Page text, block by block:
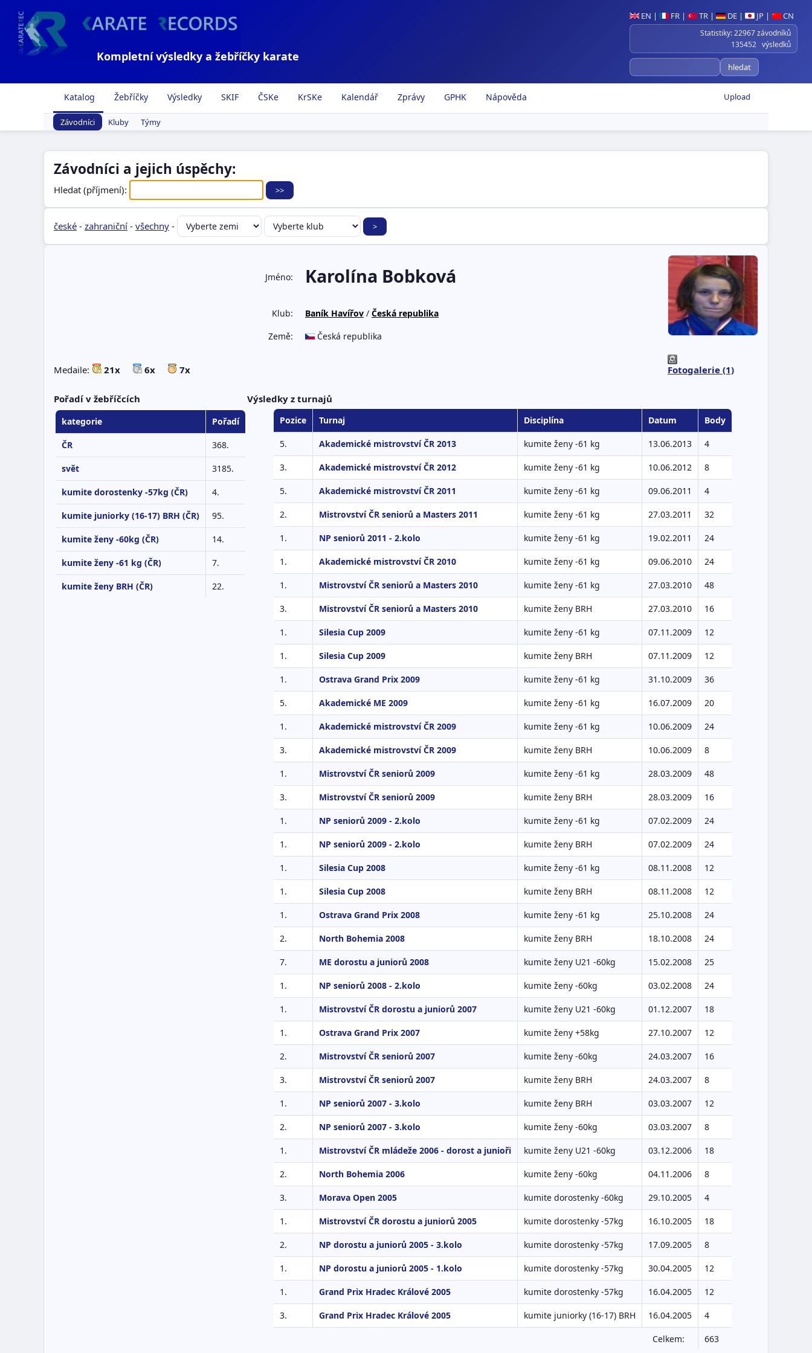
EN | FR | TR | DE | JP | CN
Statistiky: 22967 závodníků
135452 výsledků
Kompletní výsledky a žebříčky karate
Upload
Katalog Žebříčky Výsledky SKIF ČSKe KrSKe Kalendář Zprávy GPHK Nápověda
Závodníci Kluby Týmy
Závodníci a jejich úspěchy:
Hledat (příjmení):
české - zahraniční - všechny -
Fotogalerie (1)
Jméno: Karolína Bobková
Klub: Baník Havířov / Česká republika
Země:
Česká republika
Medaile: 21x 6x 7x
Pořadí v žebříčcích
kategorie Pořadí
ČR 368.
svět 3185.
kumite dorostenky -57kg (ČR) 4.
kumite juniorky (16-17) BRH (ČR) 95.
kumite ženy -60kg (ČR) 14.
kumite ženy -61 kg (ČR) 7.
kumite ženy BRH (ČR) 22.
Výsledky z turnajů
Pozice Turnaj Disciplína Datum Body
5. Akademické mistrovství ČR 2013 kumite ženy -61 kg 13.06.2013 4
3. Akademické mistrovství ČR 2012 kumite ženy -61 kg 10.06.2012 8
5. Akademické mistrovství ČR 2011 kumite ženy -61 kg 09.06.2011 4
2. Mistrovství ČR seniorů a Masters 2011 kumite ženy -61 kg 27.03.2011 32
1. NP seniorů 2011 - 2.kolo kumite ženy -61 kg 19.02.2011 24
1. Akademické mistrovství ČR 2010 kumite ženy -61 kg 09.06.2010 24
1. Mistrovství ČR seniorů a Masters 2010 kumite ženy -61 kg 27.03.2010 48
3. Mistrovství ČR seniorů a Masters 2010 kumite ženy BRH 27.03.2010 16
1. Silesia Cup 2009 kumite ženy -61 kg 07.11.2009 12
1. Silesia Cup 2009 kumite ženy BRH 07.11.2009 12
1. Ostrava Grand Prix 2009 kumite ženy -61 kg 31.10.2009 36
5. Akademické ME 2009 kumite ženy -61 kg 16.07.2009 20
1. Akademické mistrovství ČR 2009 kumite ženy -61 kg 10.06.2009 24
3. Akademické mistrovství ČR 2009 kumite ženy BRH 10.06.2009 8
1. Mistrovství ČR seniorů 2009 kumite ženy -61 kg 28.03.2009 48
3. Mistrovství ČR seniorů 2009 kumite ženy BRH 28.03.2009 16
1. NP seniorů 2009 - 2.kolo kumite ženy -61 kg 07.02.2009 24
1. NP seniorů 2009 - 2.kolo kumite ženy BRH 07.02.2009 24
1. Silesia Cup 2008 kumite ženy -61 kg 08.11.2008 12
1. Silesia Cup 2008 kumite ženy BRH 08.11.2008 12
1. Ostrava Grand Prix 2008 kumite ženy -61 kg 25.10.2008 24
2. North Bohemia 2008 kumite ženy BRH 18.10.2008 24
7. ME dorostu a juniorů 2008 kumite ženy U21 -60kg 15.02.2008 25
1. NP seniorů 2008 - 2.kolo kumite ženy -60kg 03.02.2008 24
1. Mistrovství ČR dorostu a juniorů 2007 kumite ženy U21 -60kg 01.12.2007 18
1. Ostrava Grand Prix 2007 kumite ženy +58kg 27.10.2007 12
2. Mistrovství ČR seniorů 2007 kumite ženy -60kg 24.03.2007 16
3. Mistrovství ČR seniorů 2007 kumite ženy BRH 24.03.2007 8
1. NP seniorů 2007 - 3.kolo kumite ženy BRH 03.03.2007 12
2. NP seniorů 2007 - 3.kolo kumite ženy -60kg 03.03.2007 8
1. Mistrovství ČR mládeže 2006 - dorost a junioři kumite ženy U21 -60kg 03.12.2006 18
2. North Bohemia 2006 kumite ženy -60kg 04.11.2006 8
3. Morava Open 2005 kumite dorostenky -60kg 29.10.2005 4
1. Mistrovství ČR dorostu a juniorů 2005 kumite dorostenky -57kg 16.10.2005 18
2. NP dorostu a juniorů 2005 - 3.kolo kumite dorostenky -57kg 17.09.2005 8
1. NP dorostu a juniorů 2005 - 1.kolo kumite dorostenky -57kg 30.04.2005 12
1. Grand Prix Hradec Králové 2005 kumite dorostenky -57kg 16.04.2005 12
3. Grand Prix Hradec Králové 2005 kumite juniorky (16-17) BRH 16.04.2005 4
Celkem: 663